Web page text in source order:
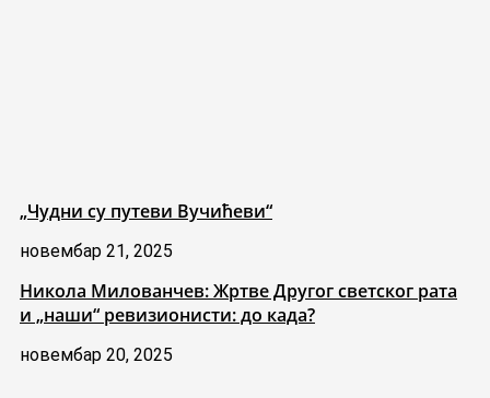
„Чудни су путеви Вучићеви“
новембар 21, 2025
Никола Милованчев: Жртве Другог светског рата
и „наши“ ревизионисти: до када?
новембар 20, 2025